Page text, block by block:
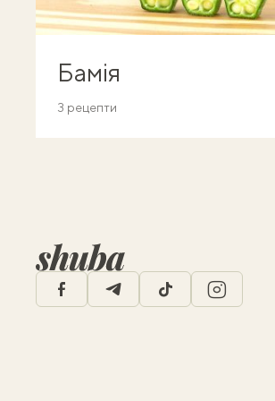
Бамія
3 рецепти
facebooktelegramtiktok instagram